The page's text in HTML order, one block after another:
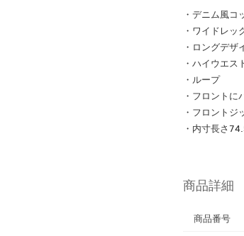
・デニム風コ
・ワイドレッ
・ロングデザ
・ハイウエス
・ループ
・フロントに
・フロントジ
・内寸長さ
商品詳細
商品番号